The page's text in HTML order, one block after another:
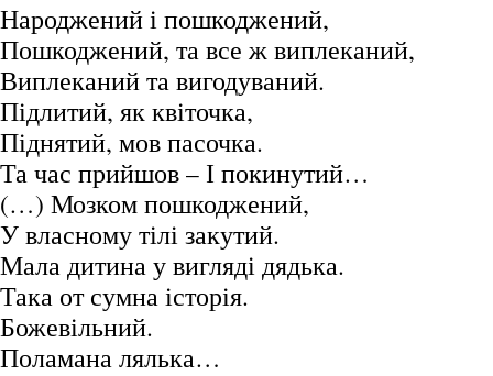
Народжений і пошкоджений,
Пошкоджений, та все ж виплеканий,
Виплеканий та вигодуваний.
Підлитий, як квіточка,
Піднятий, мов пасочка.
Та час прийшов – І покинутий…
(…) Мозком пошкоджений,
У власному тілі закутий.
Мала дитина у вигляді дядька.
Така от сумна історія.
Божевільний.
Поламана лялька…